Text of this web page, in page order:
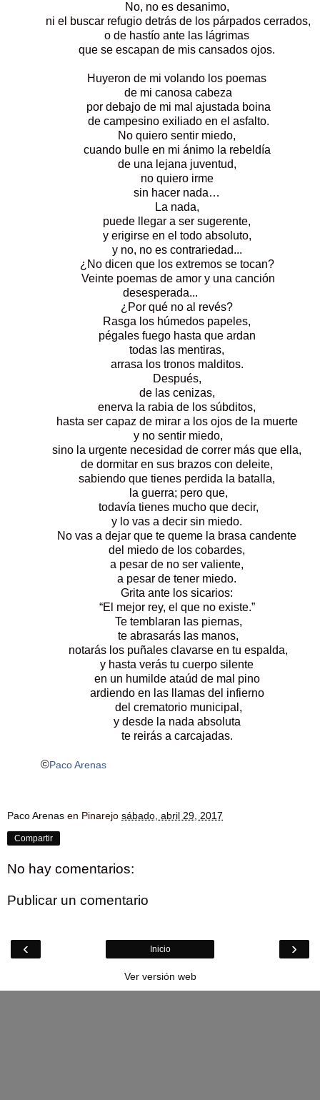
No, no es desanimo,
ni el buscar refugio detrás de los párpados cerrados,
o de hastío ante las lágrimas
que se escapan de mis cansados ojos.
Huyeron de mi volando los poemas
de mi canosa cabeza
por debajo de mi mal ajustada boina
de campesino exiliado en el asfalto.
No quiero sentir miedo,
cuando bulle en mi ánimo la rebeldía
de una lejana juventud,
no quiero irme
sin hacer nada…
La nada,
puede llegar a ser sugerente,
y erigirse en el todo absoluto,
y no, no es contrariedad...
¿No dicen que los extremos se tocan?
Veinte poemas de amor y una canción
desesperada...
¿Por qué no al revés?
Rasga los húmedos papeles,
pégales fuego hasta que ardan
todas las mentiras,
arrasa los tronos malditos.
Después,
de las cenizas,
enerva la rabia de los súbditos,
hasta ser capaz de mirar a los ojos de la muerte
y no sentir miedo,
sino la urgente necesidad de correr más que ella,
de dormitar en sus brazos con deleite,
sabiendo que tienes perdida la batalla,
la guerra; pero que,
todavía tienes mucho que decir,
y lo vas a decir sin miedo.
No vas a dejar que te queme la brasa candente
del miedo de los cobardes,
a pesar de no ser valiente,
a pesar de tener miedo.
Grita ante los sicarios:
“El mejor rey, el que no existe.”
Te temblaran las piernas,
te abrasarás las manos,
notarás los puñales clavarse en tu espalda,
y hasta verás tu cuerpo silente
en un humilde ataúd de mal pino
ardiendo en las llamas del infierno
del crematorio municipal,
y desde la nada absoluta
te reirás a carcajadas.
©Paco Arenas
Paco Arenas en Pinarejo sábado, abril 29, 2017
Compartir
No hay comentarios:
Publicar un comentario
‹ ›
Inicio
Ver versión web